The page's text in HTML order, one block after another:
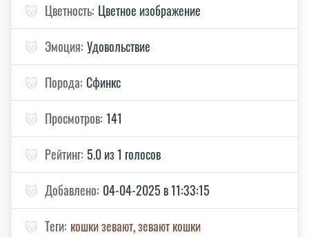
🐱 Цветность: Цветное изображение
🐱 Эмоция: Удовольствие
🐱 Порода: Сфинкс
🐱 Просмотров: 141
🐱 Рейтинг: 5.0 из 1 голосов
🐱 Добавлено: 04-04-2025 в 11:33:15
🐱 Теги: кошки зевают,зевают кошки